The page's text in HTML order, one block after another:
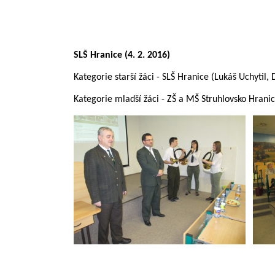
SLŠ Hranice (4. 2. 2016)
Kategorie starší žáci - SLŠ Hranice (Lukáš
Kategorie mladší žáci - ZŠ a MŠ Struhlovsko